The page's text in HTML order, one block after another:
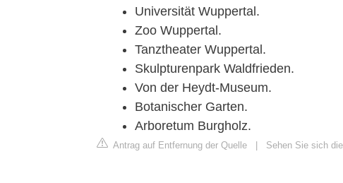
Universität Wuppertal.
Zoo Wuppertal.
Tanztheater Wuppertal.
Skulpturenpark Waldfrieden.
Von der Heydt-Museum.
Botanischer Garten.
Arboretum Burgholz.
Antrag auf Entfernung der Quelle Sehen Sie sich